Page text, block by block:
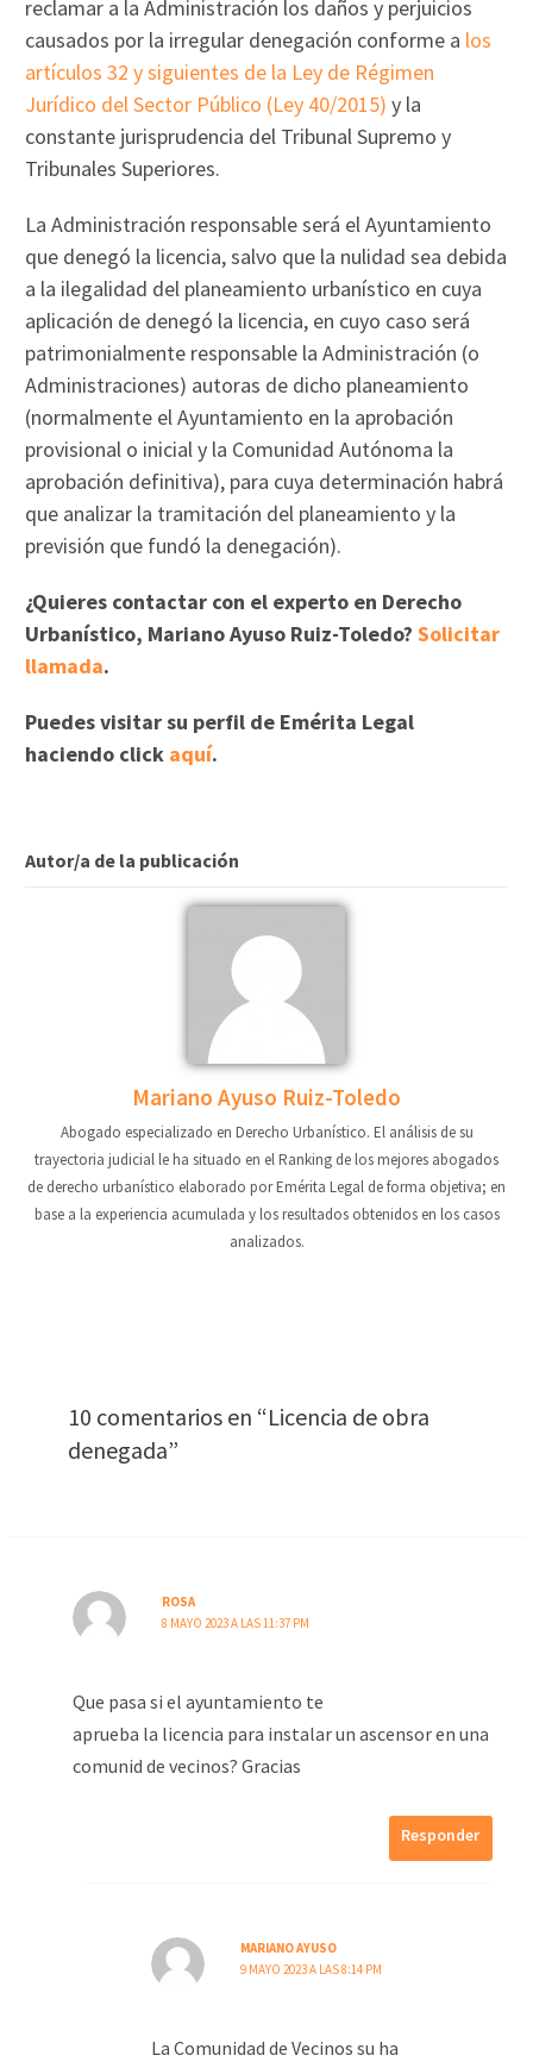
reclamar a la Administración los daños y perjuicios
causados por la irregular denegación conforme a los
artículos 32 y siguientes de la Ley de Régimen
Jurídico del Sector Público (Ley 40/2015) y la
constante jurisprudencia del Tribunal Supremo y
Tribunales Superiores.
La Administración responsable será el Ayuntamiento
que denegó la licencia, salvo que la nulidad sea debida
a la ilegalidad del planeamiento urbanístico en cuya
aplicación de denegó la licencia, en cuyo caso será
patrimonialmente responsable la Administración (o
Administraciones) autoras de dicho planeamiento
(normalmente el Ayuntamiento en la aprobación
provisional o inicial y la Comunidad Autónoma la
aprobación definitiva), para cuya determinación habrá
que analizar la tramitación del planeamiento y la
previsión que fundó la denegación).
¿Quieres contactar con el experto en Derecho
Urbanístico, Mariano Ayuso Ruiz-Toledo?Solicitar
llamada.
Puedes visitar su perfil de Emérita Legal
haciendo click aquí.
Autor/a de la publicación
Mariano Ayuso Ruiz-Toledo
Abogado especializado en Derecho Urbanístico. El análisis de su
trayectoria judicial le ha situado en el Ranking de los mejores abogados
de derecho urbanístico elaborado por Emérita Legal de forma objetiva; en
base a la experiencia acumulada y los resultados obtenidos en los casos
analizados.
10 comentarios en “Licencia de obra
denegada”
ROSA
8 MAYO 2023 A LAS 11:37 PM
Que pasa si el ayuntamiento te
aprueba la licencia para instalar un ascensor en una
comunid de vecinos? Gracias
Responder
MARIANO AYUSO
9 MAYO 2023 A LAS 8:14 PM
La Comunidad de Vecinos su ha